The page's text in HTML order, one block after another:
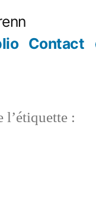
Contact
l’étiquette :